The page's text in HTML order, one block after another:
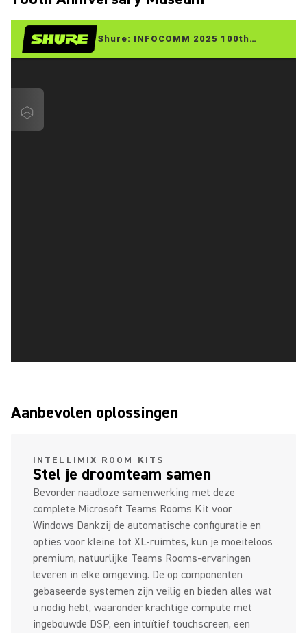
Aanbevolen oplossingen
INTELLIMIX ROOM KITS
Stel je droomteam samen
Bevorder naadloze samenwerking met deze
complete Microsoft Teams Rooms Kit voor
Windows Dankzij de automatische configuratie en
opties voor kleine tot XL-ruimtes, kun je moeiteloos
premium, natuurlijke Teams Rooms-ervaringen
leveren in elke omgeving. De op componenten
gebaseerde systemen zijn veilig en bieden alles wat
u nodig hebt, waaronder krachtige compute met
ingebouwde DSP, een intuïtief touchscreen, een